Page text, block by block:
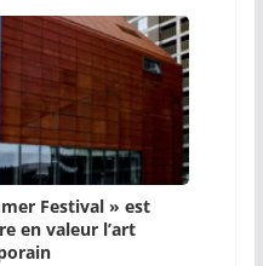
Festival » est
en valeur l’art